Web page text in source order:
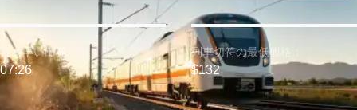
最も早い出発：
07:26
列車切符の最低価格：
$132